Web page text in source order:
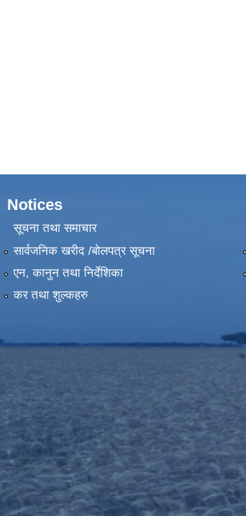
Notices
सूचना तथा समाचार
सार्वजनिक खरीद /बोलपत्र सूचना
एन, कानुन तथा निर्देशिका
कर तथा शुल्कहरु